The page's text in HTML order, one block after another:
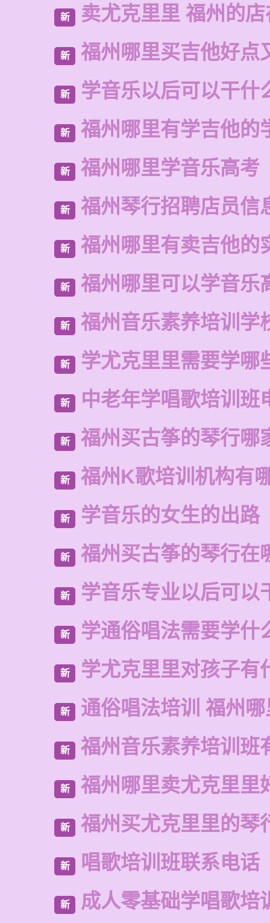
新 卖尤克里里 福州的
新 福州哪里买吉他好点
新 学音乐以后可以干什
新 福州哪里有学吉他的
新 福州哪里学音乐高考
新 福州琴行招聘店员信
新 福州哪里有卖吉他的
新 福州哪里可以学音乐
新 福州音乐素养培训学
新 学尤克里里需要学哪
新 中老年学唱歌培训班
新 福州买古筝的琴行哪
新 福州K歌培训机构有
新 学音乐的女生的出路
新 福州买古筝的琴行在
新 学音乐专业以后可以
新 学通俗唱法需要学什
新 学尤克里里对孩子有
新 通俗唱法培训 福州
新 福州音乐素养培训班
新 福州哪里卖尤克里里
新 福州买尤克里里的琴
新 唱歌培训班联系电话
新 成人零基础学唱歌培